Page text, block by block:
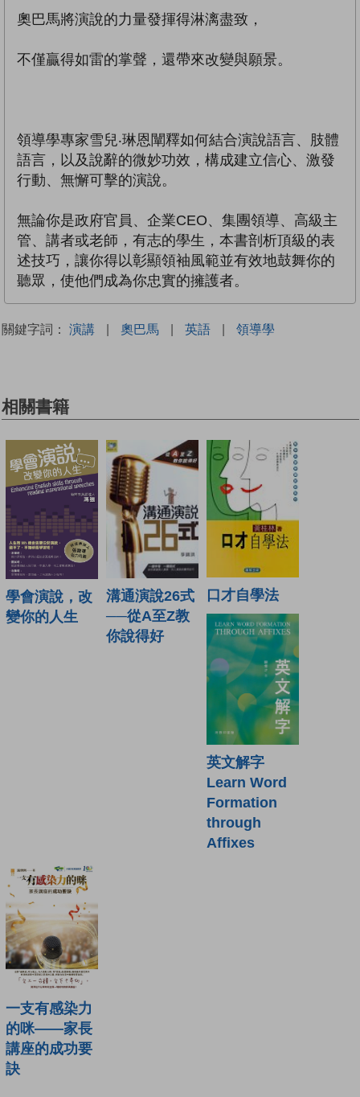
奧巴馬將演說的力量發揮得淋漓盡致，
不僅贏得如雷的掌聲，還帶來改變與願景。
領導學專家雪兒‧琳恩闡釋如何結合演說語言、肢體
語言，以及說辭的微妙功效，構成建立信心、激發
行動、無懈可擊的演說。
無論你是政府官員、企業CEO、集團領導、高級主
管、講者或老師，有志的學生，本書剖析頂級的表
述技巧，讓你得以彰顯領袖風範並有效地鼓舞你的
聽眾，使他們成為你忠實的擁護者。
關鍵字詞： 演講 | 奧巴馬 | 英語 | 領導學
相關書籍
學會演說，改
變你的人生
溝通演說26式
──從A至Z教
你說得好
口才自學法
英文解字
Learn Word
Formation
through
Affixes
一支有感染力
的咪——家長
講座的成功要
訣